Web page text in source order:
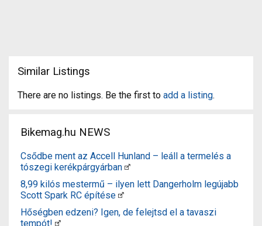
Similar Listings
There are no listings. Be the first to add a listing.
Bikemag.hu NEWS
Csődbe ment az Accell Hunland – leáll a termelés a
tószegi kerékpárgyárban
8,99 kilós mestermű – ilyen lett Dangerholm legújabb
Scott Spark RC építése
Hőségben edzeni? Igen, de felejtsd el a tavaszi
tempót!